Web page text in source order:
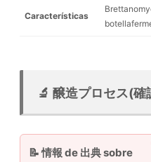
Características
🔬 醸造プロセス(確
📝 情報 de 出典 sobre